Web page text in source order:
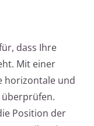
dass Ihre
Mit einer
horizontale und
Position der